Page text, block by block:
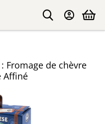
Fromage de chèvre
Affiné